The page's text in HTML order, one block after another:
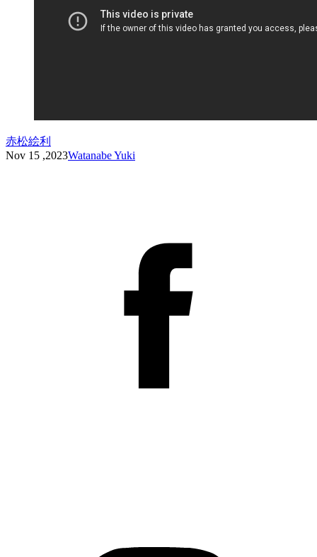
赤松絵利
Nov 15 ,2023Watanabe Yuki